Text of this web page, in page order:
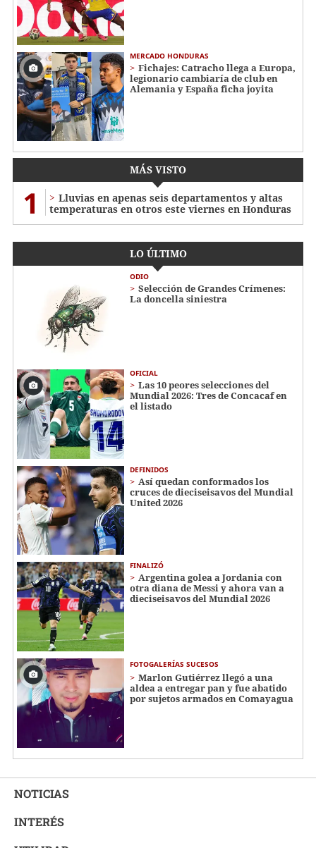
MERCADO HONDURAS
Fichajes: Catracho llega a Europa,
legionario cambiaría de club en
Alemania y España ficha joyita
MÁS VISTO
1
Lluvias en apenas seis departamentos y altas
temperaturas en otros este viernes en Honduras
LO ÚLTIMO
ODIO
Selección de Grandes Crímenes:
La doncella siniestra
OFICIAL
Las 10 peores selecciones del
Mundial 2026: Tres de Concacaf en
el listado
DEFINIDOS
Así quedan conformados los
cruces de dieciseisavos del Mundial
United 2026
FINALIZÓ
Argentina golea a Jordania con
otra diana de Messi y ahora van a
dieciseisavos del Mundial 2026
FOTOGALERÍAS SUCESOS
Marlon Gutiérrez llegó a una
aldea a entregar pan y fue abatido
por sujetos armados en Comayagua
NOTICIAS
INTERÉS